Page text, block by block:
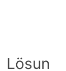
Lösun